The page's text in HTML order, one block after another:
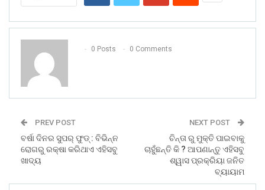
0 Posts 0 Comments
PREV POST
ବର୍ଷା ଦିନର ସୁପର୍ ଫୁଡ୍ : ବିଭିନ୍ନ
ରୋଗରୁ ରକ୍ଷା କରିଥାଏ ଏହିସବୁ
ଖାଦ୍ୟ
NEXT POST
ଚିନ୍ତା ରୁ ମୁକ୍ତି ପାଇବାକୁ
ଚାହୁଁଛନ୍ତି କି ? ଆପଣାନ୍ତୁ ଏହିସବୁ
ଶ୍ୱାସ ପ୍ରକ୍ରିୟା ଜନିତ
ବ୍ୟାୟାମ